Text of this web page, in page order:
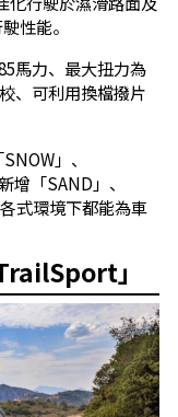
性能。
馬力、最大扭力為
、可利用換檔撥片
」、
增「SAND」、
式環境下都能為車
」